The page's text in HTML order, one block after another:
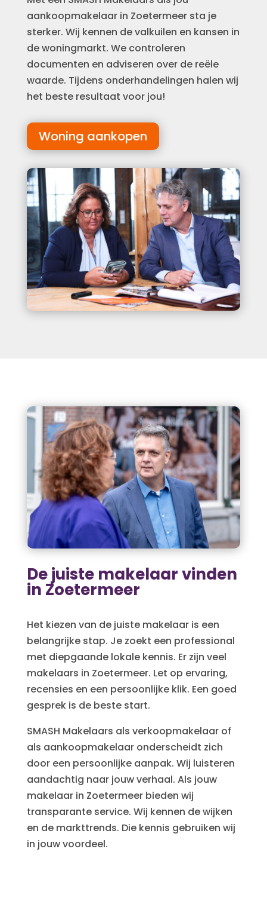
aankoopmakelaar in Zoetermeer sta je
sterker. Wij kennen de valkuilen en kansen in
de woningmarkt. We controleren
documenten en adviseren over de reële
waarde. Tijdens onderhandelingen halen wij
het beste resultaat voor jou!
Woning aankopen
De juiste makelaar vinden
in Zoetermeer
Het kiezen van de juiste makelaar is een
belangrijke stap. Je zoekt een professional
met diepgaande lokale kennis. Er zijn veel
makelaars in Zoetermeer. Let op ervaring,
recensies en een persoonlijke klik. Een goed
gesprek is de beste start.
SMASH Makelaars als verkoopmakelaar of
als aankoopmakelaar onderscheidt zich
door een persoonlijke aanpak. Wij luisteren
aandachtig naar jouw verhaal. Als jouw
makelaar in Zoetermeer bieden wij
transparante service. Wij kennen de wijken
en de markttrends. Die kennis gebruiken wij
in jouw voordeel.